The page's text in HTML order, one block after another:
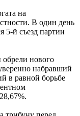
на
В один день
5-й съезд партии
обрели нового
набравший
в равной борьбе